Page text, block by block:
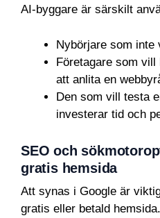
AI-byggare är särskilt
Nybörjare som inte
Företagare som vill
att anlita en
Den som vill testa
investerar tid och
SEO och
gratis hemsida
Att synas i Google är
gratis eller betald